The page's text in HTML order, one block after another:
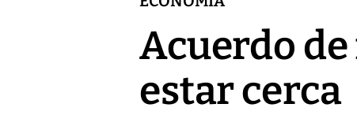
Acuerdo
estar cerca